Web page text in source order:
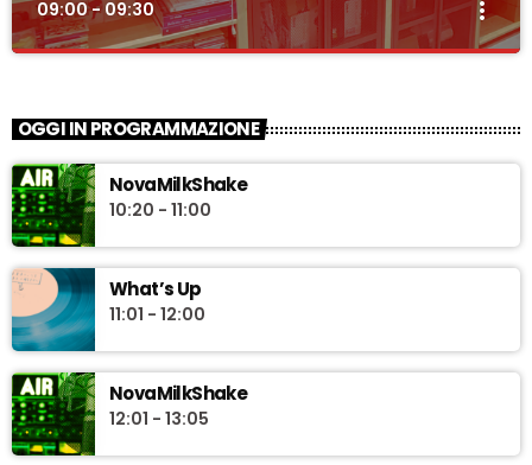
09:00 - 09:30 more_vert
redazione giornalistica di Novaradio
"News Box" uno sguardo quotidiano sull'attualità con
approfondimenti e interviste a cura della redazione giornalistica
di Novaradio. In conduzione Riccardo Pinzauti.
OGGI IN PROGRAMMAZIONE
NovaMilkShake
10:20 - 11:00
What’s Up
11:01 - 12:00
NovaMilkShake
12:01 - 13:05